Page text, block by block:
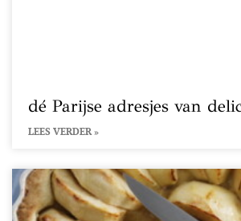
dé Parijse adresjes van
LEES VERDER »